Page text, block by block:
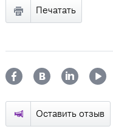
Оставить отзыв
Печатать